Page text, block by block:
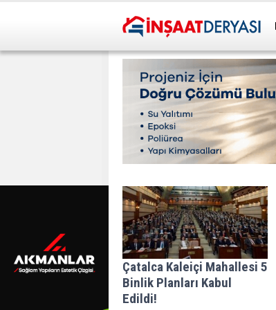
Çatalca Kaleiçi Mahallesi 5
Binlik Planları Kabul
Edildi!